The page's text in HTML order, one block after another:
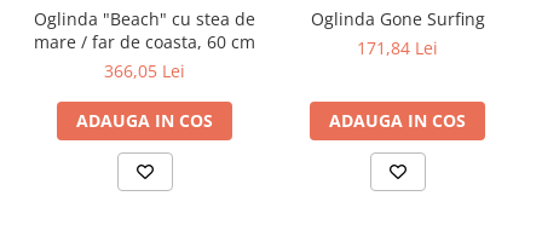
Oglinda "Beach" cu stea de
mare / far de coasta, 60 cm
366,05 Lei
ADAUGA IN COS
Oglinda Gone Surfing
171,84 Lei
ADAUGA IN COS